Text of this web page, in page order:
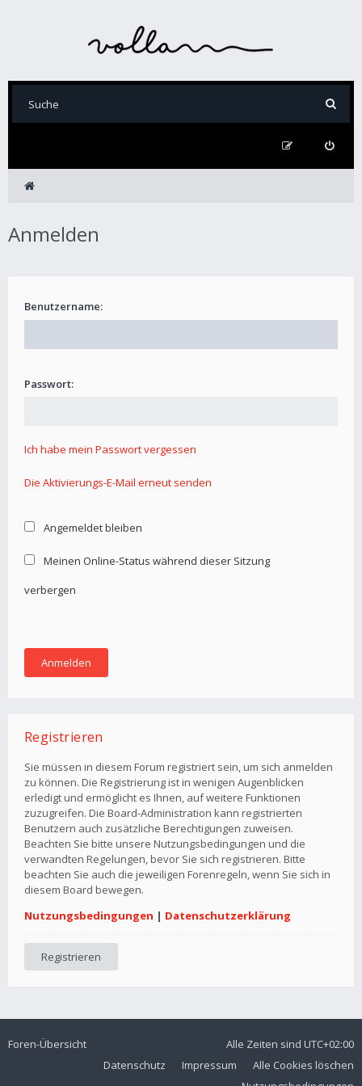
Anmelden
Benutzername:
Passwort:
Ich habe mein Passwort vergessen
Die Aktivierungs-E-Mail erneut senden
Angemeldet bleiben
Meinen Online-Status während dieser Sitzung
verbergen
Registrieren
Sie müssen in diesem Forum registriert sein, um sich anmelden
zu können. Die Registrierung ist in wenigen Augenblicken
erledigt und ermöglicht es Ihnen, auf weitere Funktionen
zuzugreifen. Die Board-Administration kann registrierten
Benutzern auch zusätzliche Berechtigungen zuweisen.
Beachten Sie bitte unsere Nutzungsbedingungen und die
verwandten Regelungen, bevor Sie sich registrieren. Bitte
beachten Sie auch die jeweiligen Forenregeln, wenn Sie sich in
diesem Board bewegen.
Nutzungsbedingungen | Datenschutzerklärung
Registrieren
Foren-Übersicht Alle Zeiten sind UTC+02:00
Alle Cookies löschen
Impressum
Datenschutz